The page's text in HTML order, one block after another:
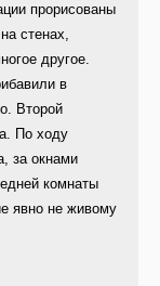
прорисованы
стенах,
другое.
в
Второй
По ходу
за окнами
комнаты
явно не живому